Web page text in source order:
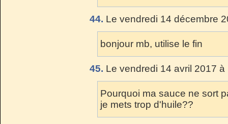
44. Le vendredi 14 décembre
bonjour mb, utilise le fin
45. Le vendredi 14 avril 2017
Pourquoi ma sauce ne sort
je mets trop d'huile??